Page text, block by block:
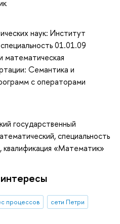
наук: Институт
01.01.09
математическая
Семантика и
с операторами
государственный
специальность
«Математик»
процессов
сети Петри